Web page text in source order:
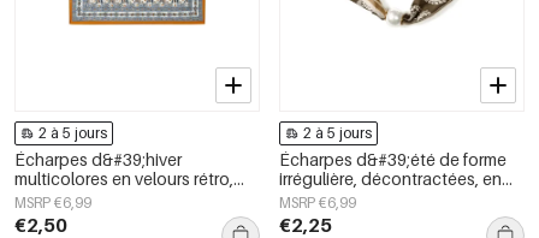
2 à 5 jours
Écharpes d&#39;hiver
multicolores en velours rétro,
accessoires du quotidien
MSRP €6,99
€2,50
2 à 5 jours
Écharpes d&#39;été de forme
irrégulière, décontractées, en
polyester, accessoires du
quotidien
MSRP €6,99
€2,25